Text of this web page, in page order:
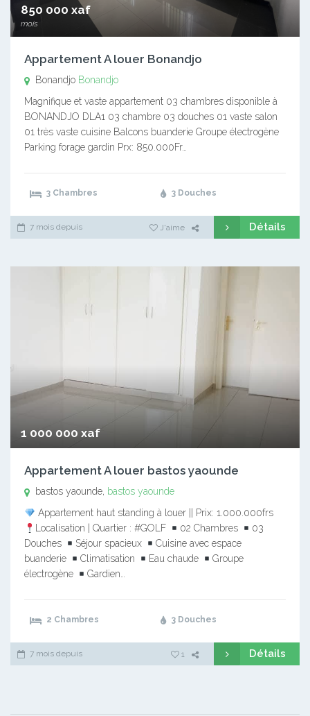
850 000 xaf
mois
Appartement A louer Bonandjo
Bonandjo Bonandjo
Magnifique et vaste appartement 03 chambres disponible à
BONANDJO DLA1 03 chambre 03 douches 01 vaste salon
01 très vaste cuisine Balcons buanderie Groupe électrogène
Parking forage gardin Prx: 850.000Fr…
3 Chambres 3 Douches
7 mois depuis J'aime Détails
1 000 000 xaf
Appartement A louer bastos yaounde
bastos yaounde, bastos yaounde
Appartement haut standing à louer || Prix: 1.000.000frs
Localisation | Quartier : #GOLF
02 Chambres
03
Douches
Séjour spacieux
Cuisine avec espace
buanderie
Climatisation Eau chaude
Groupe
électrogène
Gardien…
2 Chambres 3 Douches
7 mois depuis 1 Détails